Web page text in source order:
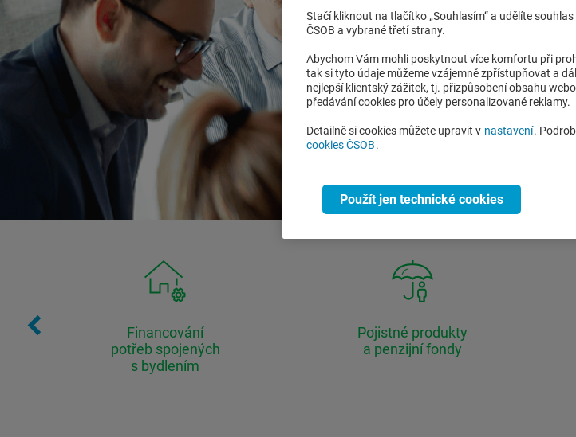
Financování
potřeb spojených
s bydlením
Pojistné produkty
a penzijní fondy
Stačí kliknout na tlačítko „Souhlasím“ a udělíte
ČSOB a vybrané třetí strany.
Abychom Vám mohli poskytnout více komfortu při
tak si tyto údaje můžeme vzájemně zpřístupňovat a
nejlepší klientský zážitek, tj. přizpůsobení obsahu
předávání cookies pro účely personalizované reklamy.
Detailně si cookies můžete upravit v nastavení.
cookies ČSOB.
Použít jen technické cookies